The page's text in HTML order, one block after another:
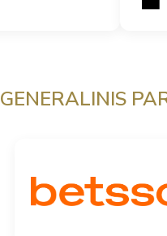
GENERALINIS